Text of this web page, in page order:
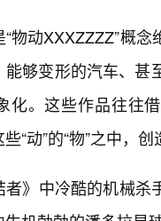
“物动XXXZZZZ”概
够变形的汽车、甚
化。这些作品往往
“动”的“物”之中，
者》中冷酷的机械